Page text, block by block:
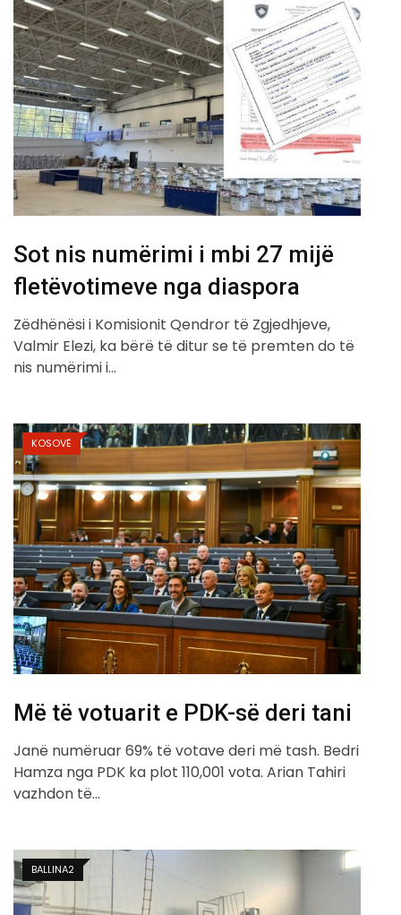
Sot nis numërimi i mbi 27 mijë
fletëvotimeve nga diaspora
Zëdhënësi i Komisionit Qendror të Zgjedhjeve,
Valmir Elezi, ka bërë të ditur se të premten do të
nis numërimi i…
KOSOVË
Më të votuarit e PDK-së deri tani
Janë numëruar 69% të votave deri më tash. Bedri
Hamza nga PDK ka plot 110,001 vota. Arian Tahiri
vazhdon të…
BALLINA2